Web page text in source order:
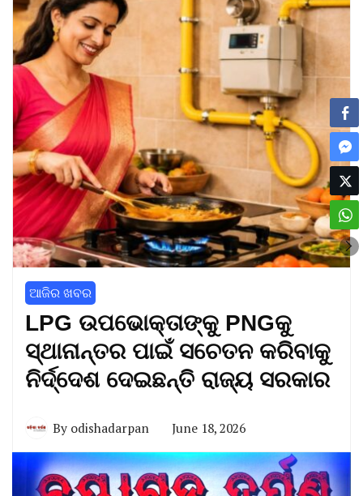
ଆଜିର ଖବର
LPG ଉପଭୋକ୍ତାଙ୍କୁ PNGକୁ
ସ୍ଥାନାନ୍ତର ପାଇଁ ସଚେତନ କରିବାକୁ
ନିର୍ଦ୍ଦେଶ ଦେଇଛନ୍ତି ରାଜ୍ୟ ସରକାର
By odishadarpan June 18, 2026